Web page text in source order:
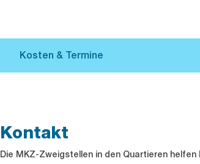
Kontakt
Die MKZ-Zweigstellen in den Quartieren